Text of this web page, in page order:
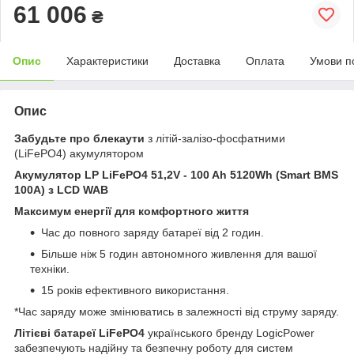
61 006 ₴
Опис Характеристики Доставка Оплата Умови
Опис
Забудьте про блекаути з літій-залізо-фосфатними
(LiFePO4) акумулятором
Акумулятор LP LiFePO4 51,2V - 100 Ah 5120Wh (Smart BMS
100A) з LCD WAB
Максимум енергії для комфортного життя
Час до повного заряду батареї від 2 годин.
Більше ніж 5 годин автономного живлення для вашої
техніки.
15 років ефективного використання.
*Час заряду може змінюватись в залежності від струму заряду.
Літієві батареї LiFePO4 українського бренду LogicPower
забезпечують надійну та безпечну роботу для систем